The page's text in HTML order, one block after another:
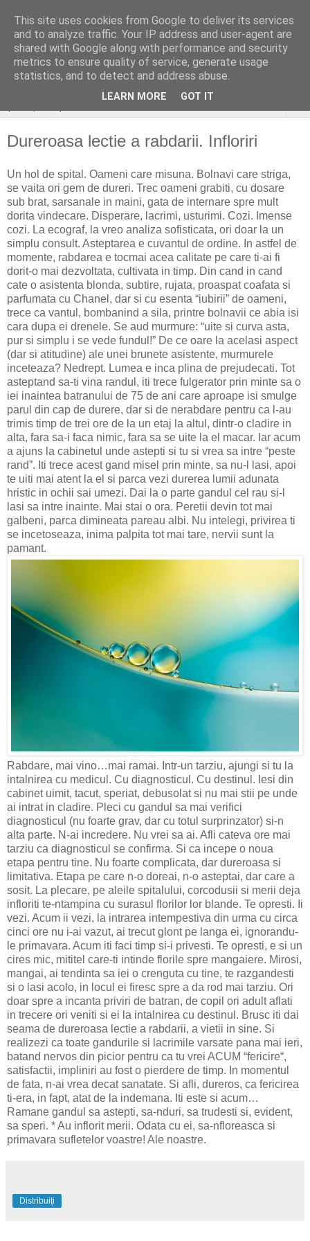
stiri si gânduri sociale
aleatoare..
Dureroasa lectie a rabdarii. Infloriri
Un hol de spital. Oameni care misuna. Bolnavi care striga,
se vaita ori gem de dureri. Trec oameni grabiti, cu dosare
sub brat, sarsanale in maini, gata de internare spre mult
dorita vindecare. Disperare, lacrimi, usturimi. Cozi. Imense
cozi. La ecograf, la vreo analiza sofisticata, ori doar la un
simplu consult. Asteptarea e cuvantul de ordine. In astfel de
momente, rabdarea e tocmai acea calitate pe care ti-ai fi
dorit-o mai dezvoltata, cultivata in timp. Din cand in cand
cate o asistenta blonda, subtire, rujata, proaspat coafata si
parfumata cu Chanel, dar si cu esenta “iubirii” de oameni,
trece ca vantul, bombanind a sila, printre bolnavii ce abia isi
cara dupa ei drenele. Se aud murmure: “uite si curva asta,
pur si simplu i se vede fundul!” De ce oare la acelasi aspect
(dar si atitudine) ale unei brunete asistente, murmurele
inceteaza? Nedrept. Lumea e inca plina de prejudecati. Tot
asteptand sa-ti vina randul, iti trece fulgerator prin minte sa o
iei inaintea batranului de 75 de ani care aproape isi smulge
parul din cap de durere, dar si de nerabdare pentru ca l-au
trimis timp de trei ore de la un etaj la altul, dintr-o cladire in
alta, fara sa-i faca nimic, fara sa se uite la el macar. Iar acum
a ajuns la cabinetul unde astepti si tu si vrea sa intre “peste
rand”. Iti trece acest gand misel prin minte, sa nu-l lasi, apoi
te uiti mai atent la el si parca vezi durerea lumii adunata
hristic in ochii sai umezi. Dai la o parte gandul cel rau si-l
lasi sa intre inainte. Mai stai o ora. Peretii devin tot mai
galbeni, parca dimineata pareau albi. Nu intelegi, privirea ti
se incetoseaza, inima palpita tot mai tare, nervii sunt la
pamant.
Rabdare, mai vino…mai ramai. Intr-un tarziu, ajungi si tu la
intalnirea cu medicul. Cu diagnosticul. Cu destinul. Iesi din
cabinet uimit, tacut, speriat, debusolat si nu mai stii pe unde
ai intrat in cladire. Pleci cu gandul sa mai verifici
diagnosticul (nu foarte grav, dar cu totul surprinzator) si-n
alta parte. N-ai incredere. Nu vrei sa ai. Afli cateva ore mai
tarziu ca diagnosticul se confirma. Si ca incepe o noua
etapa pentru tine. Nu foarte complicata, dar dureroasa si
limitativa. Etapa pe care n-o doreai, n-o asteptai, dar care a
sosit. La plecare, pe aleile spitalului, corcodusii si merii deja
infloriti te-ntampina cu surasul florilor lor blande. Te opresti. Ii
vezi. Acum ii vezi, la intrarea intempestiva din urma cu circa
cinci ore nu i-ai vazut, ai trecut glont pe langa ei, ignorandu-
le primavara. Acum iti faci timp si-i privesti. Te opresti, e si un
cires mic, mititel care-ti intinde florile spre mangaiere. Mirosi,
mangai, ai tendinta sa iei o crenguta cu tine, te razgandesti
si o lasi acolo, in locul ei firesc spre a da rod mai tarziu. Ori
doar spre a incanta priviri de batran, de copil ori adult aflati
in trecere ori veniti si ei la intalnirea cu destinul. Brusc iti dai
seama de dureroasa lectie a rabdarii, a vietii in sine. Si
realizezi ca toate gandurile si lacrimile varsate pana mai ieri,
batand nervos din picior pentru ca tu vrei ACUM “fericire“,
satisfactii, impliniri au fost o pierdere de timp. In momentul
de fata, n-ai vrea decat sanatate. Si afli, dureros, ca fericirea
ti-era, in fapt, atat de la indemana. Iti este si acum…
Ramane gandul sa astepti, sa-nduri, sa trudesti si, evident,
sa speri. * Au inflorit merii. Odata cu ei, sa-nfloreasca si
primavara sufletelor voastre! Ale noastre.
Distribuiți
This site uses cookies from Google to deliver its services
and to analyze traffic. Your IP address and user-agent are
shared with Google along with performance and security
metrics to ensure quality of service, generate usage
statistics, and to detect and address abuse.
LEARN MORE GOT IT